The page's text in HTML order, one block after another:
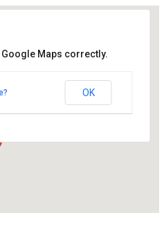
- Rantasalmi
Maps correctly.
OK